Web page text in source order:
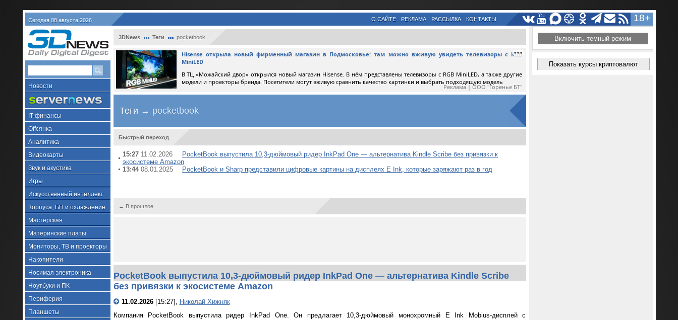
Сегодня 08 августа 2026 18+
О САЙТЕ РЕКЛАМА РАССЫЛКА КОНТАКТЫ
Новости
IT-финансы
Offсянка
Аналитика
Видеокарты
Звук и акустика
Игры
Искусственный интеллект
Корпуса, БП и охлаждение
Мастерская
Материнские платы
Мониторы, ТВ и проекторы
Накопители
Носимая электроника
Ноутбуки и ПК
Периферия
Планшеты
3DNews Теги pocketbook
Hisense открыла новый фирменный магазин в Подмосковье: там можно вживую увидеть телевизоры с RGB
MiniLED
В ТЦ «Можайский двор» открылся новый магазин Hisense. В нём представлены телевизоры с RGB MiniLED, а также другие
модели и проекторы бренда. Посетители могут вживую сравнить качество картинки и выбрать подходящую модель
Реклама | ООО "Горенье БТ"
Теги → pocketbook
Быстрый переход
15:2711.02.2026
PocketBook выпустила 10,3-дюймовый ридер InkPad One — альтернатива Kindle Scribe без привязки к
экосистеме Amazon
13:4408.01.2025 PocketBook и Sharp представили цифровые картины на дисплеях E Ink, которые заряжают раз в год
← В прошлое
PocketBook выпустила 10,3-дюймовый ридер InkPad One — альтернатива Kindle Scribe
без привязки к экосистеме Amazon
11.02.2026[15:27], Николай Хижняк
Компания PocketBook выпустила ридер InkPad One. Он предлагает 10,3-дюймовый монохромный E Ink Mobius-дисплей с
Включить темный режим
Показать курсы криптовалют